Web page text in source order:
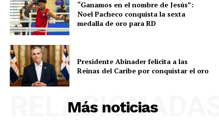
“Ganamos en el nombre de Jesús”:
Noel Pacheco conquista la sexta
medalla de oro para RD
Presidente Abinader felicita a las
Reinas del Caribe por conquistar el oro
Más noticias